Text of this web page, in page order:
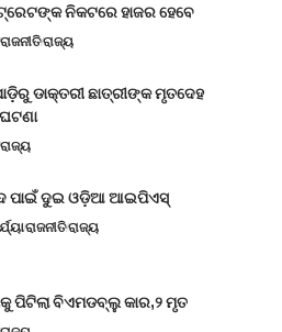
ନିକଟରେ ହାଜର ହେବେ
ରାଜନୀତିରାଜ୍ୟ
ଡାକ୍ତରୀ ଛାତ୍ରୀଙ୍କ ମୃତଦେହ
ରାଜ୍ୟ
ପାଇଁ ଦୁଇ ଓଡ଼ିଆ ଆଇପିଏସ୍
ରାଜନୀତିରାଜ୍ୟ
ପିଟିଲା ବିଏମଡବ୍ଲୁ କାର,୨ ମୃତ